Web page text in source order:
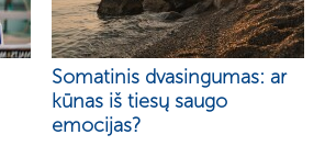
Somatinis dvasingumas: ar
kūnas iš tiesų saugo
emocijas?